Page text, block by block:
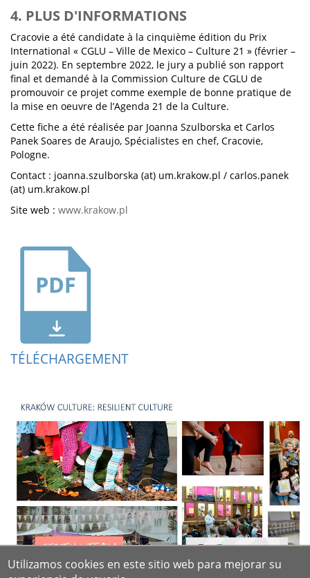
4. PLUS D'INFORMATIONS
Cracovie a été candidate à la cinquième édition du Prix
International « CGLU – Ville de Mexico – Culture 21 » (février –
juin 2022). En septembre 2022, le jury a publié son rapport
final et demandé à la Commission Culture de CGLU de
promouvoir ce projet comme exemple de bonne pratique de
la mise en oeuvre de l’Agenda 21 de la Culture.
Cette fiche a été réalisée par Joanna Szulborska et Carlos
Panek Soares de Araujo, Spécialistes en chef, Cracovie,
Pologne.
Contact : joanna.szulborska (at) um.krakow.pl / carlos.panek
(at) um.krakow.pl
Site web : www.krakow.pl
TÉLÉCHARGEMENT
Utilizamos cookies en este sitio web para mejorar su